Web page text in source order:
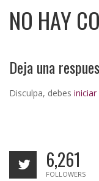
NO HAY
Deja una
Disculpa, debes iniciar
6,261
FOLLOWERS